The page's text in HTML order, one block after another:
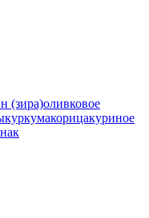
(зира)оливковое
куркумакорицакуриное